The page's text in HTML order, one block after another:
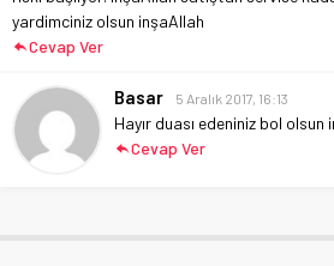
yardimciniz olsun inşaAllah
Cevap Ver
Basar 5 Aralık 2017, 16:13
Hayır duası edeniniz bol olsun
Cevap Ver